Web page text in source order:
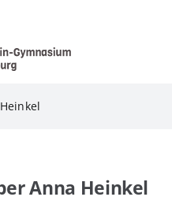
Anna Heinkel